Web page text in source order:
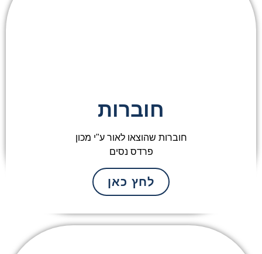
חוברות
חוברות שהוצאו לאור ע"י מכון
פרדס נסים
לחץ כאן